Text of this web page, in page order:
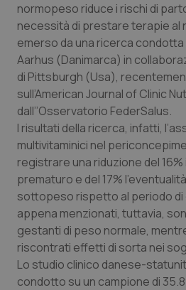
Calabria
Campania
Emilia-Romagna
Friuli Venezia Giulia
Lazio
Liguria
Lombardia
Marche
Asma & BPCO
Car-T
Colesterolo &
Dermatite Atopica
Diabete & glucometri
Disturbi dell’umore
Dolore
Donna & Salute
normopeso riduce i rischi di
necessità di prestare terapie al
emerso da una ricerca condotta
Aarhus (Danimarca) in
di Pittsburgh (Usa),
sull’American Journal of Clinic
dall’’Osservatorio FederSalus.
I risultati della ricerca, infatti,
multivitaminici nel
registrare una riduzione del
prematuro e del 17%
sottopeso rispetto al periodo
appena menzionati, tuttavia,
gestanti di peso normale,
riscontrati effetti di sorta nei
Lo studio clinico danese-
condotto su un campione di